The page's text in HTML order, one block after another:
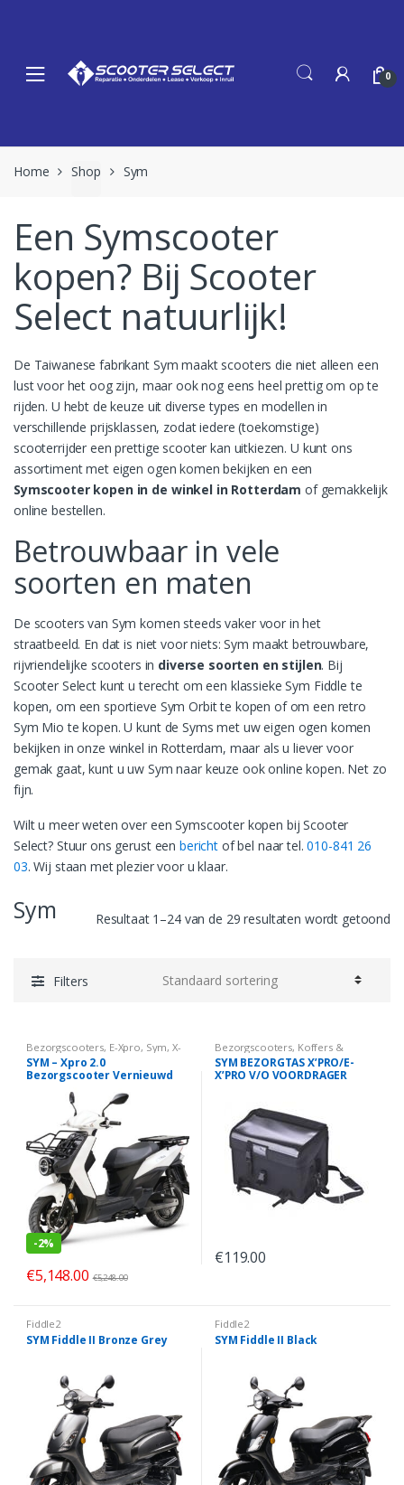
0
Home Shop Sym
Een Symscooter
kopen? Bij Scooter
Select natuurlijk!
De Taiwanese fabrikant Sym maakt scooters die niet alleen een
lust voor het oog zijn, maar ook nog eens heel prettig om op te
rijden. U hebt de keuze uit diverse types en modellen in
verschillende prijsklassen, zodat iedere (toekomstige)
scooterrijder een prettige scooter kan uitkiezen. U kunt ons
assortiment met eigen ogen komen bekijken en een
Symscooter kopen in de winkel in Rotterdam of gemakkelijk
online bestellen.
Betrouwbaar in vele
soorten en maten
De scooters van Sym komen steeds vaker voor in het
straatbeeld. En dat is niet voor niets: Sym maakt betrouwbare,
rijvriendelijke scooters in diverse soorten en stijlen. Bij
Scooter Select kunt u terecht om een klassieke Sym Fiddle te
kopen, om een sportieve Sym Orbit te kopen of om een retro
Sym Mio te kopen. U kunt de Syms met uw eigen ogen komen
bekijken in onze winkel in Rotterdam, maar als u liever voor
gemak gaat, kunt u uw Sym naar keuze ook online kopen. Net zo
fijn.
Wilt u meer weten over een Symscooter kopen bij Scooter
Select? Stuur ons gerust een berichtof bel naar tel.010-841 26
03. Wij staan met plezier voor u klaar.
Sym Resultaat 1–24 van de 29 resultaten wordt getoond
Filters
Bezorgscooters, E-Xpro, Sym,X-
Pro , Zakelijk
SYM – Xpro 2.0
Bezorgscooter Vernieuwd
Dubbele Accu
-2%
€5,148.00 €5,248.00
Bezorgscooters, Koffers &
Tassen,X-Pro,Zakelijk
SYM BEZORGTAS X’PRO/E-
X’PRO V/O VOORDRAGER
€119.00
Fiddle2
SYM Fiddle II Bronze Grey
Fiddle2
SYM Fiddle II Black